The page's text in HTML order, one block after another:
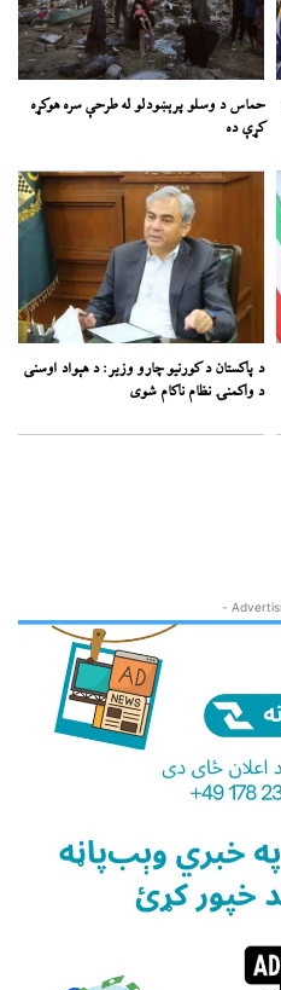
حماس د وسلو پرېښودلو له طرحې سره هوکړه
کړې ده
د پاکستان د کورنیو چارو وزیر: د هېواد اوسنی
د واکمنۍ نظام ناکام شوی